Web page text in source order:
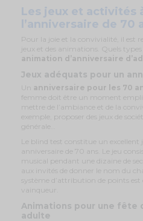
Les jeux et activités
l’anniversaire de 70
Pour la joie et la convivialité, il est
jeux et des animations. Quels
animation d’anniversaire
Jeux adéquats pour un
Un anniversaire pour les 70
femme doit être un moment empli
mettre de l’ambiance et de la
exemple, proposer des jeux de
générale…
Le blind test constitue un excellent
anniversaire de 70 ans. Le jeu
musical pendant une dizaine de
aux invités de donner le nom du
système d’attribution de points est
vainqueur.
Animations pour une fête
adulte